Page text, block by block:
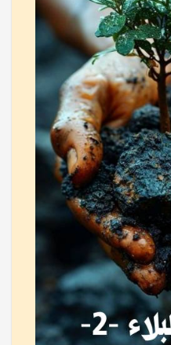
الإبتدائي
2024-2025م
الوطنية العليا للفلاحة
إبداعية